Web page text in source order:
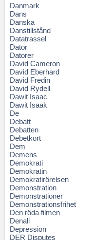
Danmark
Dans
Danska
Danstillstånd
Datatrassel
Dator
Datorer
David Cameron
David Eberhard
David Fredin
David Rydell
Dawit Isaac
Dawit Isaak
De
Debatt
Debatten
Debetkort
Dem
Demens
Demokrati
Demokratin
Demokratirörelsen
Demonstration
Demonstrationer
Demonstrationsfrihet
Den röda filmen
Denali
Depression
DER Disputes